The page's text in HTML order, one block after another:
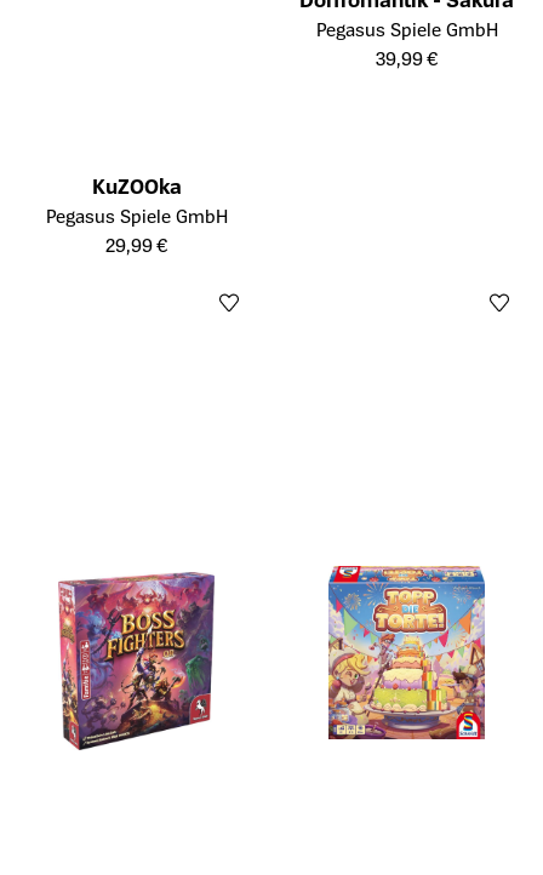
KuZOOka
Öffnet die Detailseite des Produkts
Pegasus Spiele GmbH
29,99 €
Öffnet die Detailseite des
Pegasus Spiele GmbH
39,99 €